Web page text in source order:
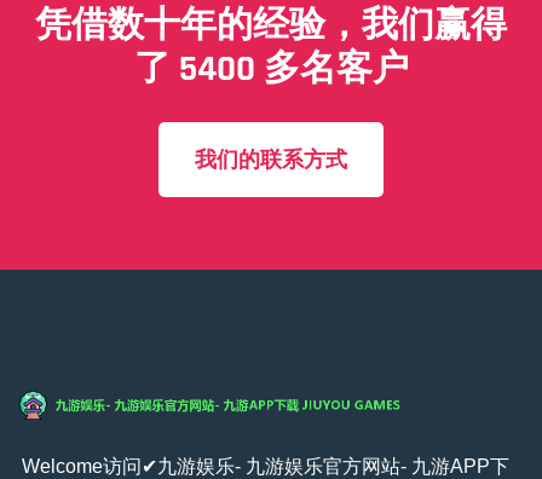
凭借数十年的经验，我们赢得
了 5400 多名客户
我们的联系方式
Welcome访问✔九游娱乐- 九游娱乐官方网站- 九游APP下